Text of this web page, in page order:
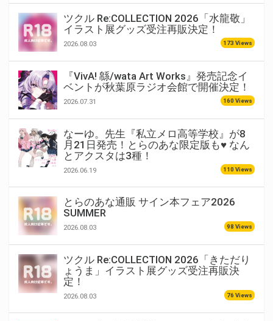
ツクル Re:COLLECTION 2026「水龍敬」
イラスト展グッズ受注再販決定！
2026.08.03 173 Views
『VivA! 緜/wata Art Works』発売記念イ
ベントが秋葉原ラジオ会館で開催決定！
2026.07.31 160 Views
なーゆ。先生『私立メロ高等学校』が8
月21日発売！とらのあな限定版も♥ なん
とアクスタは3種！
2026.06.19 110 Views
とらのあな通販 サイン本フェア2026
SUMMER
2026.08.03 98 Views
ツクル Re:COLLECTION 2026「きただり
ょうま」イラスト展グッズ受注再販決
定！
2026.08.03 76 Views